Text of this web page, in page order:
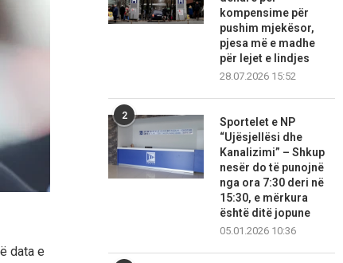
data e
kompensime për
pushim mjekësor,
pjesa më e madhe
për lejet e lindjes
28.07.2026 15:52
2
Sportelet e NP
“Ujësjellësi dhe
Kanalizimi” – Shkup
nesër do të punojnë
nga ora 7:30 deri në
15:30, e mërkura
është ditë jopune
05.01.2026 10:36